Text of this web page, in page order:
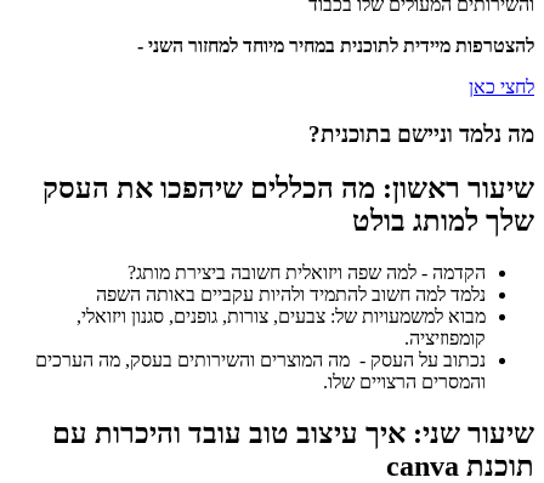
והשירותים המעולים שלו בכבוד
להצטרפות מיידית לתוכנית במחיר מיוחד למחזור השני -
לחצי כאן
מה נלמד וניישם בתוכנית?
שיעור ראשון: מה הכללים שיהפכו את העסק
שלך למותג בולט
הקדמה - למה שפה ויזואלית חשובה ביצירת מותג?
נלמד למה חשוב להתמיד ולהיות עקביים באותה השפה
מבוא למשמעויות של: צבעים, צורות, גופנים, סגנון ויזואלי,
קומפוזיציה.
נכתוב על העסק - מה המוצרים והשירותים בעסק, מה הערכים
והמסרים הרצויים שלו.
שיעור שני: איך עיצוב טוב עובד והיכרות עם
תוכנת canva